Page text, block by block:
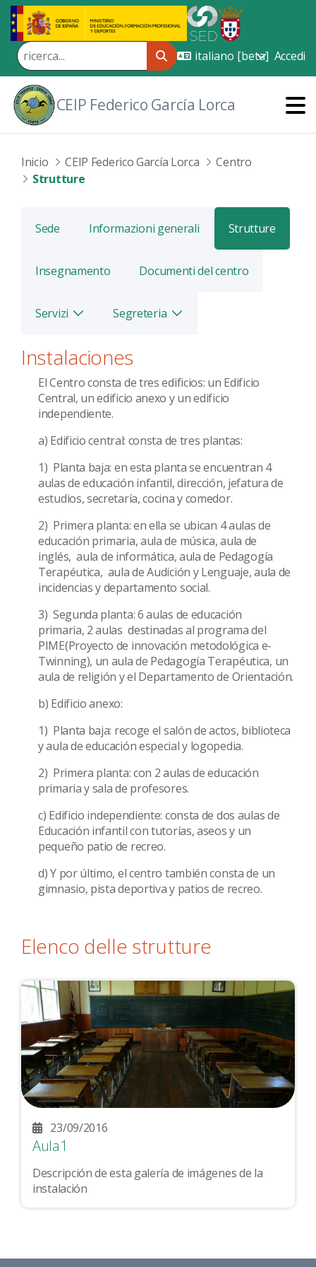
Skip to Main Content
Accedi
CEIP Federico García Lorca
Inicio CEIP Federico García Lorca
Centro
Strutture
Sede Informazioni generali Strutture
Insegnamento Documenti del centro
Servizi AlternaSegreteria Alterna
Instalaciones
El Centro consta de tres edificios: un Edificio
Central, un edificio anexo y un edificio
independiente.
a) Edificio central: consta de tres plantas:
1) Planta baja: en esta planta se encuentran 4
aulas de educación infantil, dirección, jefatura de
estudios, secretaría, cocina y comedor.
2) Primera planta: en ella se ubican 4 aulas de
educación primaria, aula de música, aula de
inglés, aula de informática, aula de Pedagogía
Terapéutica, aula de Audición y Lenguaje, aula de
incidencias y departamento social.
3) Segunda planta: 6 aulas de educación
primaria, 2 aulas destinadas al programa del
PIME(Proyecto de innovación metodológica e-
Twinning), un aula de Pedagogía Terapéutica, un
aula de religión y el Departamento de Orientación.
b) Edificio anexo:
1) Planta baja: recoge el salón de actos, biblioteca
y aula de educación especial y logopedia.
2) Primera planta: con 2 aulas de educación
primaria y sala de profesores.
c) Edificio independiente: consta de dos aulas de
Educación infantil con tutorías, aseos y un
pequeño patio de recreo.
d) Y por último, el centro también consta de un
gimnasio, pista deportiva y patios de recreo.
Elenco delle strutture
23/09/2016
Aula1
Descripción de esta galería de imágenes de la
instalación